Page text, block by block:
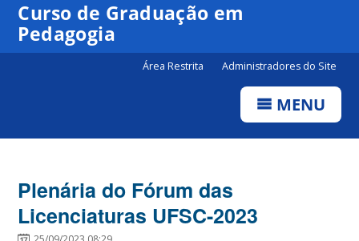
Canais
Curso de Graduação em
Pedagogia
Área Restrita Administradores do Site
MENU
Plenária do Fórum das
Licenciaturas UFSC-2023